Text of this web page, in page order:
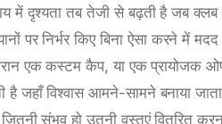
में दृश्यता तब तेजी से बढ़ती है जब क्लब
पर निर्भर किए बिना ऐसा करने में
एक कस्टम कैप, या एक प्रायोजक
है जहाँ विश्वास आमने-सामने बनाया
जितनी संभव हो उतनी वस्तुएं वितरित